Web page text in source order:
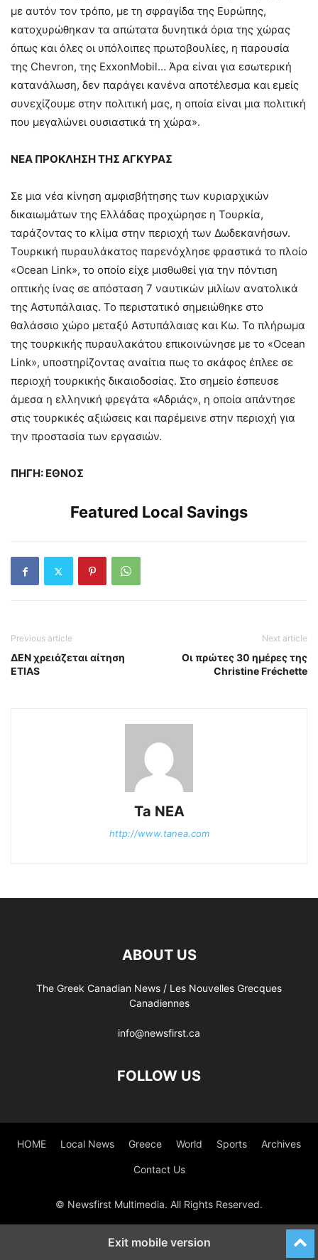
με αυτόν τον τρόπο, με τη σφραγίδα της Ευρώπης,
κατοχυρώθηκαν τα απώτατα δυνητικά όρια της χώρας
όπως και όλες οι υπόλοιπες πρωτοβουλίες, η παρουσία
της Chevron, της ExxonMobil… Άρα είναι για εσωτερική
κατανάλωση, δεν παράγει κανένα αποτέλεσμα και εμείς
συνεχίζουμε στην πολιτική μας, η οποία είναι μια πολιτική
που μεγαλώνει ουσιαστικά τη χώρα».
ΝΕΑ ΠΡΟΚΛΗΣΗ ΤΗΣ ΑΓΚΥΡΑΣ
Σε μια νέα κίνηση αμφισβήτησης των κυριαρχικών
δικαιωμάτων της Ελλάδας προχώρησε η Τουρκία,
ταράζοντας το κλίμα στην περιοχή των Δωδεκανήσων.
Τουρκική πυραυλάκατος παρενόχλησε φραστικά το πλοίο
«Ocean Link», το οποίο είχε μισθωθεί για την πόντιση
οπτικής ίνας σε απόσταση 7 ναυτικών μιλίων ανατολικά
της Αστυπάλαιας. Το περιστατικό σημειώθηκε στο
θαλάσσιο χώρο μεταξύ Αστυπάλαιας και Κω. Το πλήρωμα
της τουρκικής πυραυλακάτου επικοινώνησε με το «Ocean
Link», υποστηρίζοντας αναίτια πως το σκάφος έπλεε σε
περιοχή τουρκικής δικαιοδοσίας. Στο σημείο έσπευσε
άμεσα η ελληνική φρεγάτα «Αδριάς», η οποία απάντησε
στις τουρκικές αξιώσεις και παρέμεινε στην περιοχή για
την προστασία των εργασιών.
ΠΗΓΗ: ΕΘΝΟΣ
Featured Local Savings
Previous article
ΔΕΝ χρειάζεται αίτηση
ETIAS
Next article
Οι πρώτες 30 ημέρες της
Christine Fréchette
Ta NEA
http://www.tanea.com
ABOUT US
The Greek Canadian News / Les Nouvelles Grecques
Canadiennes
info@newsfirst.ca
FOLLOW US
HOME Local News Greece World Sports Archives
Contact Us
© Newsfirst Multimedia. All Rights Reserved.
Exit mobile version